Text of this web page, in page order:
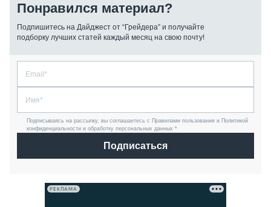
Понравился материал?
Подпишитесь на Дайджест от “Грейдера” и получайте
подборку лучших статей каждый месяц на свою почту!
Подписываясь на рассылку, вы соглашаетесь с Правилами пользования и Политикой
конфиденциальности и обработку персональных данных *
Подписаться
РЕКЛАМА